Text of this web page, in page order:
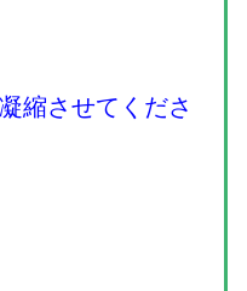
縮させてくださ